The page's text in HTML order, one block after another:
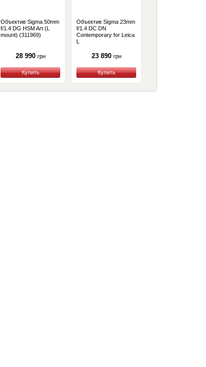
Объектив Sigma 50mm
f/1.4 DG HSM Art (L
mount) (311969)
28 990 грн
Купить
Объектив Sigma 23mm
f/1.4 DC DN
Contemporary for Leica
L
23 890 грн
Купить